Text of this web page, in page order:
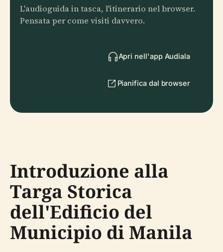
L'audioguida in tasca, l'itinerario nel browser.
Pensata per come visiti davvero.
Apri nell'app Audiala
Pianifica dal browser
Introduzione alla
Targa Storica
dell'Edificio del
Municipio di Manila